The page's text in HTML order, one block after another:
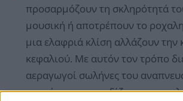
προσαρμόζουν τη σκληρότητά
μουσική ή αποτρέπουν το
μια ελαφριά κλίση αλλάζουν την
κεφαλιού. Με αυτόν τον τρόπο
αεραγωγοί σωλήνες του
συστήματος εμποδίζοντας